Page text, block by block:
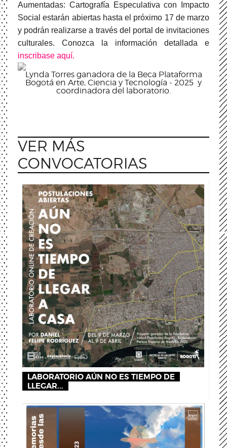
Aumentadas: Cartografía Especulativa con Impacto
Social estarán abiertas hasta el próximo 17 de marzo
y podrán realizarse a través del portal de invitaciones
culturales. Conozca la información detallada e
inscribase aquí.
Lynda Torres ganadora de la Beca Plataforma
Bogotá en Arte, Ciencia y Tecnología - 2025 y
coordinadora del laboratorio.
VER MÁS
CONVOCATORIAS
LABORATORIO AÚN NO ES TIEMPO DE
LLEGAR...